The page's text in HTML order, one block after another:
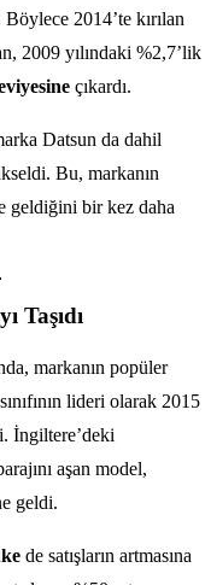
2014’te kırılan
2009 yılındaki %2,7’lik
çıkardı.
Datsun da dahil
Bu, markanın
geldiğini bir kez daha
Taşıdı
markanın popüler
lideri olarak 2015
İngiltere’deki
aşan model,
geldi.
de satışların artmasına